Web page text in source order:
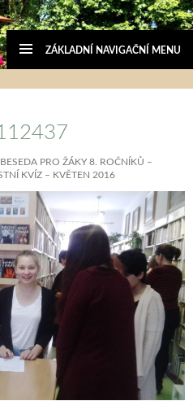
ZÁKLADNÍ NAVIGAČNÍ MENU
BESEDA PRO ŽÁKY 8. ROČNÍKŮ –
KVÍZ – KVĚTEN 2016